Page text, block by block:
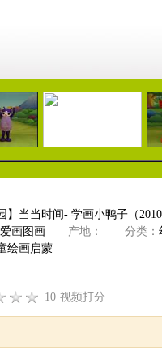
06:51 05:37
】当当时间- 学画小鸭子（
画图画 产地： 分类：
绘画启蒙
10 视频打分